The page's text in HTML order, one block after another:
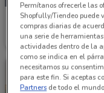
Nissan
Caduca el 05/08
Permítanos ofrecerle las
Shopfully/Tiendeo puede
compras diarias de
una serie de
actividades dentro de la
como se indica en el
necesitamos su
para este fin. Si aceptas
Partners de todo el